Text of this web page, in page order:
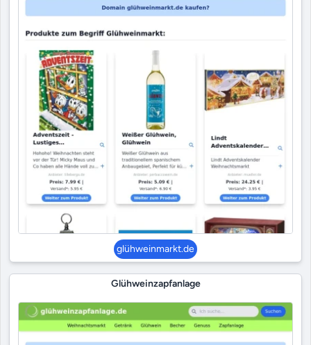
glühweinmarkt.de
Glühweinzapfanlage